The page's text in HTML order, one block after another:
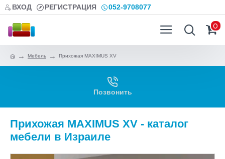
ВХОД РЕГИСТРАЦИЯ 052-9708077
0
Мебель Прихожая MAXIMUS XV
Позвонить
Прихожая MAXIMUS XV - каталог
мебели в Израиле